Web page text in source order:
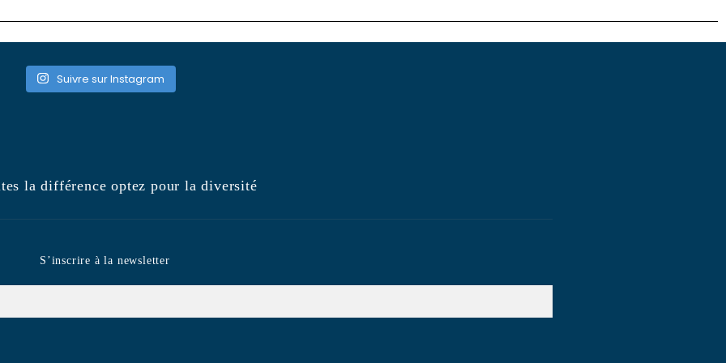
Suivre sur Instagram
la différence optez pour la diversité
S’inscrire à la newsletter